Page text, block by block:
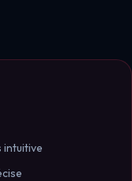
intuitive